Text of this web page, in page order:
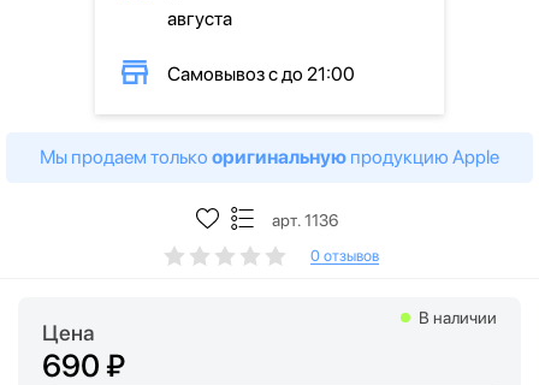
августа
Самовывоз с до 21:00
Мы продаем только оригинальную продукцию Apple
арт. 1136
0 отзывов
Цена
690 ₽
В наличии